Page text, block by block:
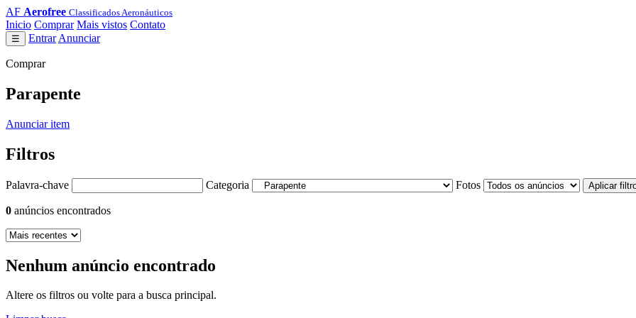
AF Aerofree Classificados Aeronáuticos
Inicio Comprar Mais vistos Contato
☰ Entrar Anunciar
Comprar
Parapente
Anunciar item
Filtros
Palavra-chave Categoria Fotos Aplicar
0 anúncios encontrados
Nenhum anúncio encontrado
Altere os filtros ou volte para a busca principal.